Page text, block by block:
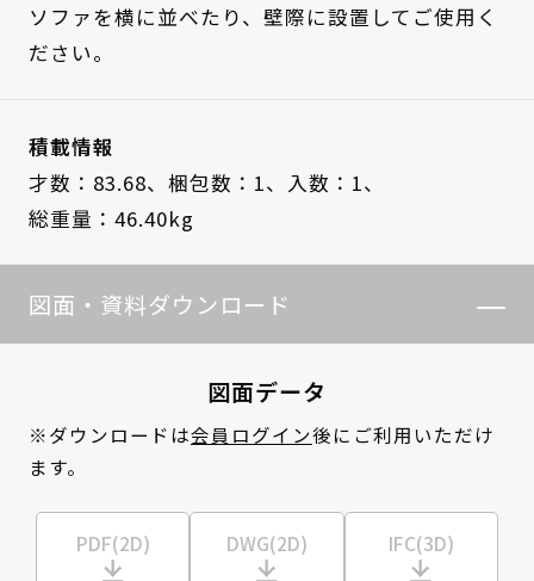
ソファを横に並べたり、壁際に設置してご使用く
ださい。
積載情報
才数：83.68、 梱包数：1、
入数：1、
総重量：46.40kg
図面・資料ダウンロード
図面データ
※ダウンロードは会員ログイン後にご利用いただけ
ます。
PDF(2D) DWG(2D) IFC(3D)